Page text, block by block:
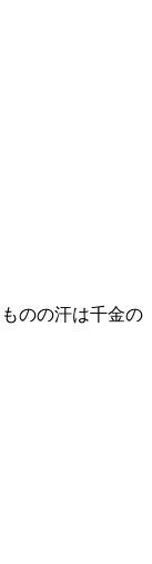
のの汗は千金の